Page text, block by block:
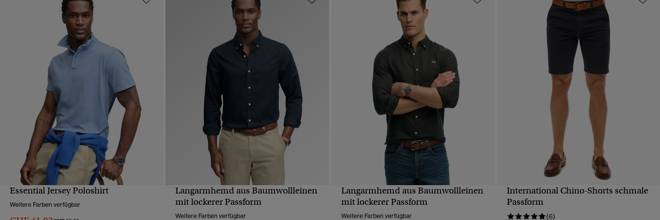
SCHNELLANSICHT
Essential Jersey Poloshirt
Weitere Farben verfügbar
SCHNELLANSICHT
Langarmhemd aus Baumwollleinen
mit lockerer Passform
Weitere Farben verfügbar
SCHNELLANSICHT
Langarmhemd aus Baumwollleinen
mit lockerer Passform
Weitere Farben verfügbar
International Chino-Shorts schmale
Passform
(6)